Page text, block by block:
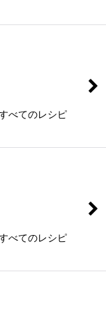
べてのレシピ
べてのレシピ